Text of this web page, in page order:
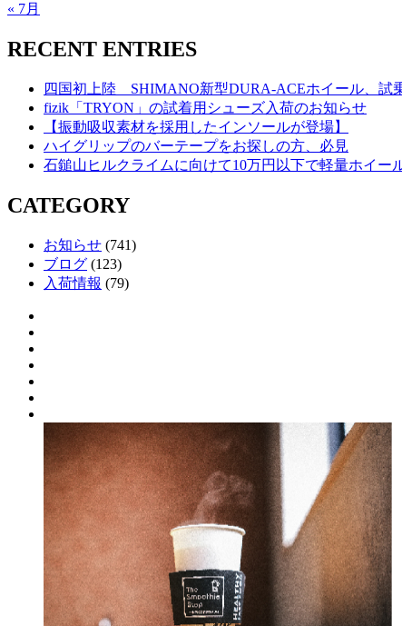
« 7月
RECENT ENTRIES
四国初上陸 SHIMANO新型DURA-ACEホイール、試
fizik「TRYON」の試着用シューズ入荷のお知らせ
【振動吸収素材を採用したインソールが登場】
ハイグリップのバーテープをお探しの方、必見
石鎚山ヒルクライムに向けて10万円以下で軽量ホイー
CATEGORY
お知らせ (741)
ブログ (123)
入荷情報 (79)